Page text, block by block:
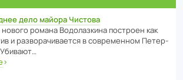
дело майора Чистова
романа Водо­ла­з­кина пост­роен как
и разво­ра­чи­ва­ется в совре­менном Пете­р­
›